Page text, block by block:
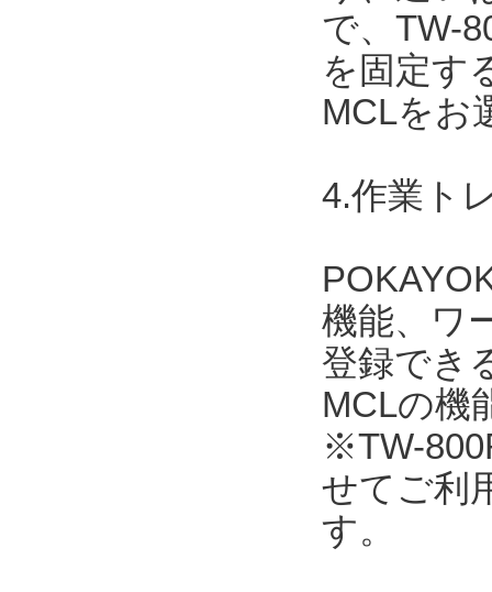
で、TW-
を固定す
MCLをお
4.作業ト
機能、ワ
登録でき
MCLの機
※TW-
せてご利
す。